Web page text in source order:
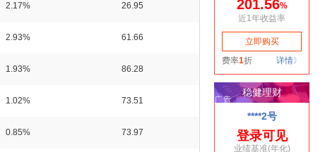
2.17% 26.95
2.93% 61.66
1.93% 86.28
1.02% 73.51
0.85% 73.97